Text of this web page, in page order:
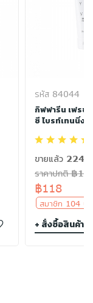
รหัส 84044
กิฟฟารีน เฟรช
ซี ไบรท์เทนนิ่ง
ขายแล้ว 224
ราคาปกติ ฿
฿118
สมาชิก 104
+ สั่งซื้อสินค้า